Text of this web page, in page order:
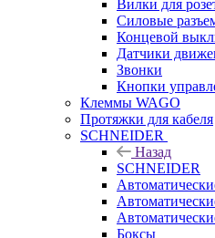
Вилки для
Силовые
Концевой
Датчики
Звонки
Кнопки
Клеммы WAGO
Протяжки для кабеля
SCHNEIDER
Назад
SCHNEIDER
Боксы